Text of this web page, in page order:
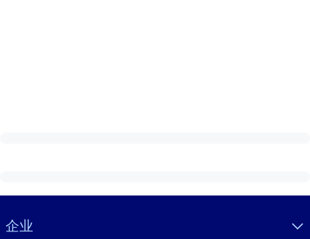
Visually hidden Text
企业